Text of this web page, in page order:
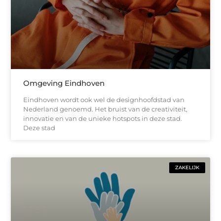
Omgeving Eindhoven
Eindhoven wordt ook wel de designhoofdstad van
Nederland genoemd. Het bruist van de creativiteit,
innovatie en van de unieke hotspots in deze stad.
Deze stad
ZAKELIJK